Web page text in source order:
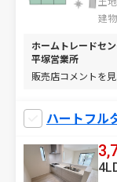
土地
建物
ホームトレードセ
平塚営業所
販売店コメントを
ハートフル